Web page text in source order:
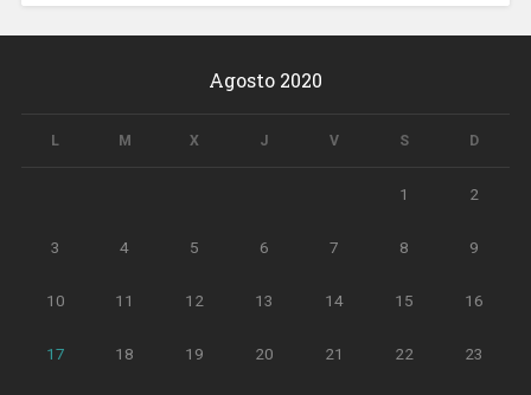
Agosto 2020
L M X J V S D
1 2
3 4 5 6 7 8 9
10 11 12 13 14 15 16
17 18 19 20 21 22 23